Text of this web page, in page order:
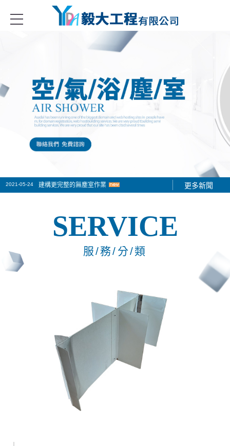
菌室隔間系列、庫板門、冷凍冷藏庫的設備、無塵室的設備與
2021-06-01
2021-05-30
2021-05-24 建構更完整的無塵室作業 更多新聞
SERVICE
服/務/分/類